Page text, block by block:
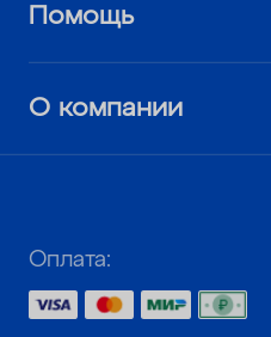
Помощь
О компании
Оплата: